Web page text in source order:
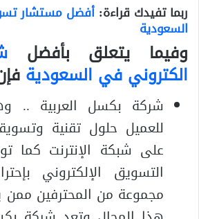
ربما تفيدك قراءة: أفضل مستشار
السعودية
وفيما يتعلق بأفضل
الكتروني في السعودية
شركة بكسل العربية ..
للعميل حلول تقنية
على شبكة الإنترنت كما
التسويق الإلكتروني
مجموعة من المحترفين